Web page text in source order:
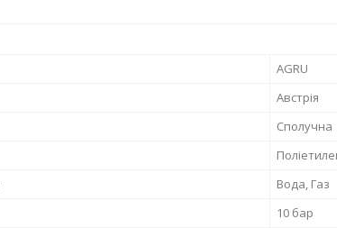
AGRU
Австрія
Сполучна
Вода, Газ
10 бар